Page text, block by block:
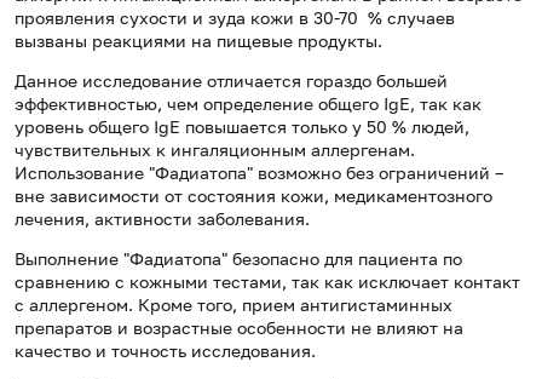
проявления сухости и зуда кожи в 30-70 % случаев
вызваны реакциями на пищевые продукты.
Данное исследование отличается гораздо большей
эффективностью, чем определение общего IgE, так как
уровень общего IgE повышается только у 50 % людей,
чувствительных к ингаляционным аллергенам.
Использование "Фадиатопа" возможно без ограничений –
вне зависимости от состояния кожи, медикаментозного
лечения, активности заболевания.
Выполнение "Фадиатопа" безопасно для пациента по
сравнению с кожными тестами, так как исключает контакт
с аллергеном. Кроме того, прием антигистаминных
препаратов и возрастные особенности не влияют на
качество и точность исследования.